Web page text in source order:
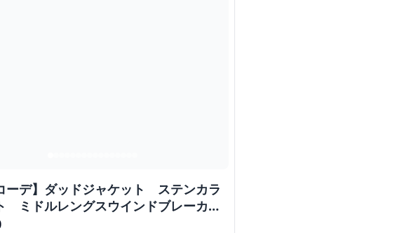
ーデ】ダッドジャケット ステンカラ
ミドルレングスウインドブレーカ
フェイスコットンコート